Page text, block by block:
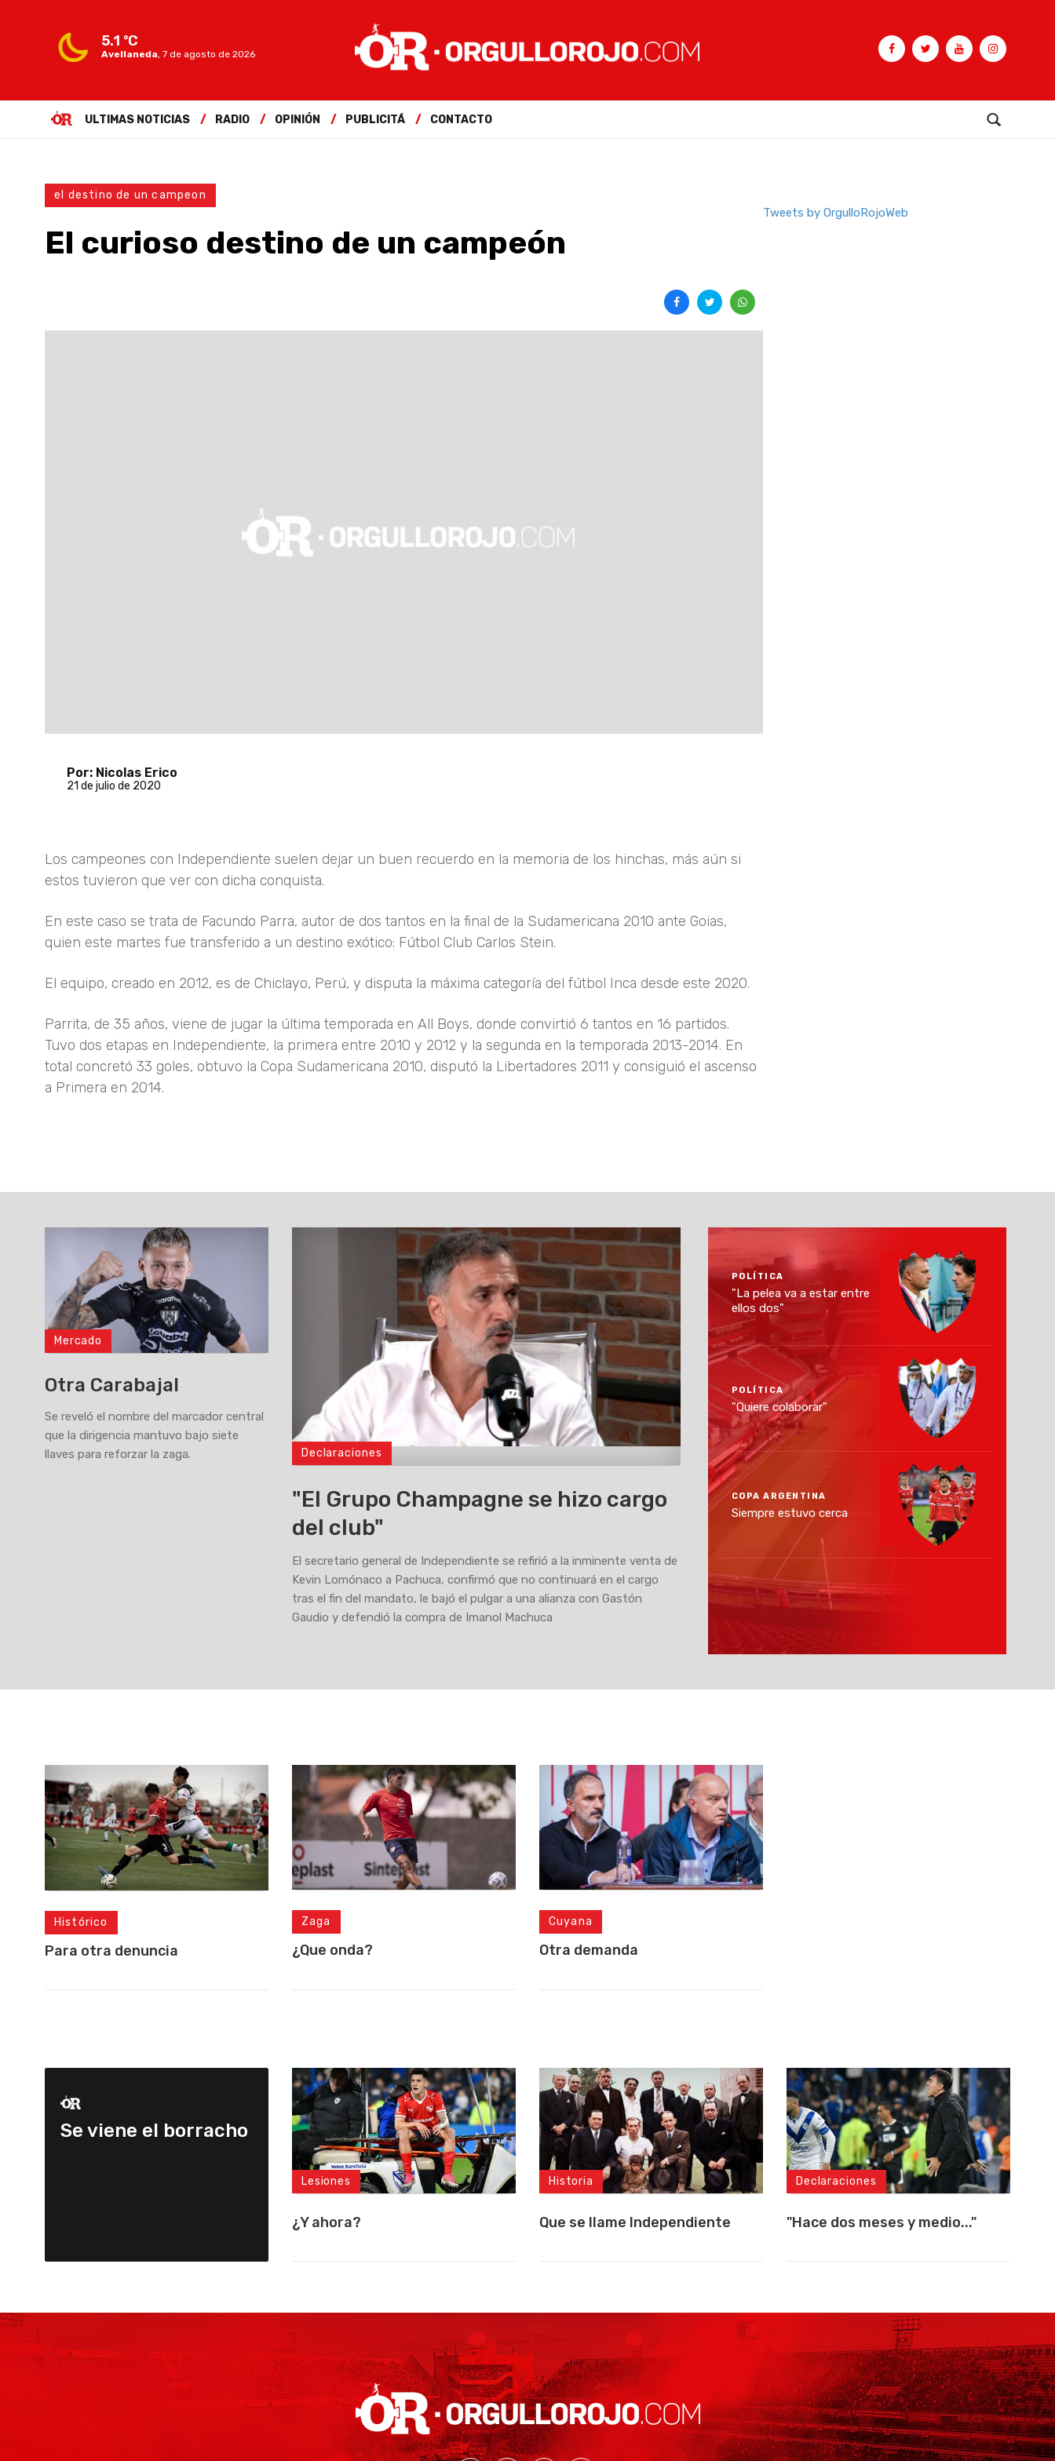
5.1 ºC
Avellaneda, 7 de agosto de 2026
ULTIMAS NOTICIAS RADIO OPINIÓN PUBLICITÁ CONTACTO
el destino de un campeon
El curioso destino de un campeón
Por: Nicolas Erico
21 de julio de 2020
Los campeones con Independiente suelen dejar un buen recuerdo en la memoria de los hinchas, más aún si
estos tuvieron que ver con dicha conquista.
En este caso se trata de Facundo Parra, autor de dos tantos en la final de la Sudamericana 2010 ante Goias,
quien este martes fue transferido a un destino exótico: Fútbol Club Carlos Stein.
El equipo, creado en 2012, es de Chiclayo, Perú, y disputa la máxima categoría del fútbol Inca desde este 2020.
Parrita, de 35 años, viene de jugar la última temporada en All Boys, donde convirtió 6 tantos en 16 partidos.
Tuvo dos etapas en Independiente, la primera entre 2010 y 2012 y la segunda en la temporada 2013-2014. En
total concretó 33 goles, obtuvo la Copa Sudamericana 2010, disputó la Libertadores 2011 y consiguió el ascenso
a Primera en 2014.
Tweets by OrgulloRojoWeb
Mercado
Otra Carabajal
Se reveló el nombre del marcador central
que la dirigencia mantuvo bajo siete
llaves para reforzar la zaga.
Declaraciones
"El Grupo Champagne se hizo cargo
del club"
El secretario general de Independiente se refirió a la inminente venta de
Kevin Lomónaco a Pachuca, confirmó que no continuará en el cargo
tras el fin del mandato, le bajó el pulgar a una alianza con Gastón
Gaudio y defendió la compra de Imanol Machuca
POLÍTICA
"La pelea va a estar entre
ellos dos"
POLÍTICA
"Quiere colaborar"
COPA ARGENTINA
Siempre estuvo cerca
Histórico
Para otra denuncia
Zaga
¿Que onda?
Cuyana
Otra demanda
Se viene el borracho
Lesiones
¿Y ahora?
Historia
Que se llame Independiente
Declaraciones
"Hace dos meses y medio..."